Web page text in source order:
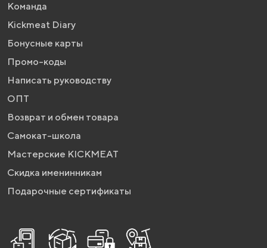
Команда
Kickmeat Diary
Бонусные карты
Промо-коды
Написать руководству
ОПТ
Возврат и обмен товара
Самокат-школа
Мастерские KICKMEAT
Скидка именинникам
Подарочные сертификаты